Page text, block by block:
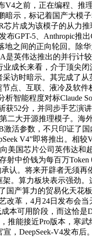
之前，正在编程、推
示，标记着国产大模
片成为该模子的从力
GPT-5、Anthropic推
之间的正向轮回。除
英伟达推出的并行计
成长来看，介于顶尖
访时暗示。其完成了
点、互联、液冷及软
智能程度对标Claude
52分，并同步手艺演
大开源推理模子。
活参数，不只印证了
V4”即将推出。相较
美国芯片公司英伟达
射中价钱为每百万
认。将来开辟者无须
。算力板块表示强劲
产算力的贸易化天花
革，4月24日发布会
可用阶段，而这恰是
能接近Pro版本，寒
，DeepSeek-V4发布